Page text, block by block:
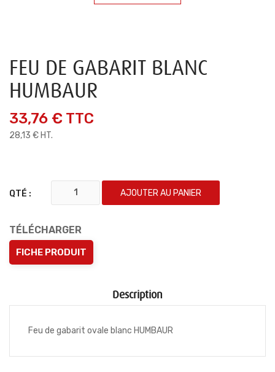
FEU DE GABARIT BLANC
HUMBAUR
33,76 € TTC
28,13 € HT.
QTÉ : AJOUTER AU PANIER
TÉLÉCHARGER
FICHE PRODUIT
Description
Feu de gabarit ovale blanc HUMBAUR